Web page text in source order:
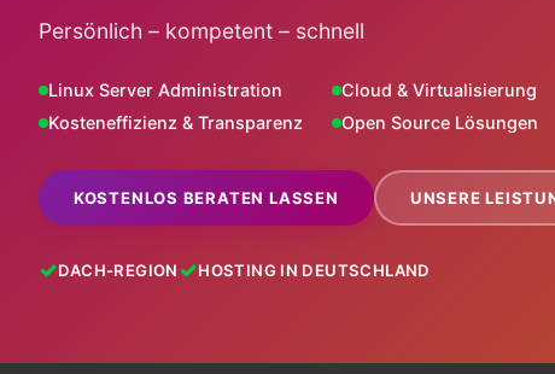
Persönlich – kompetent – schnell
Linux Server Administration Cloud & Virtualisierung
Kosteneffizienz & Transparenz
Open Source Lösungen
KOSTENLOS BERATEN LASSEN UNSERE
DACH-REGION HOSTING IN DEUTSCHLAND